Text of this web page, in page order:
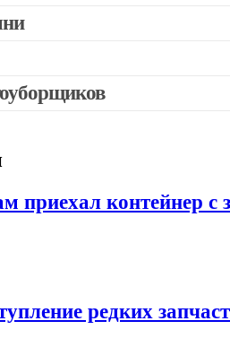
приехал контейнер с
редких